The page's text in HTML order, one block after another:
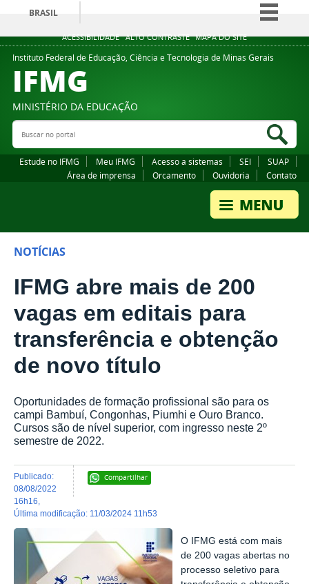
ACESSIBILIDADE ALTO CONTRASTE MAPA DO SITE
BRASIL
Simplifique!
Comunica BR
Legislação
Instituto Federal de Educação, Ciência e Tecnologia de Minas Gerais
IFMG
MINISTÉRIO DA EDUCAÇÃO
Buscar no portal
Estude no IFMG Meu IFMG Acesso a sistemas SEI
SUAP
Área de imprensa
Orcamento Ouvidoria Contato
NOTÍCIAS
IFMG abre mais de 200
vagas em editais para
transferência e obtenção
de novo título
Oportunidades de formação profissional são para os
campi Bambuí, Congonhas, Piumhi e Ouro Branco.
Cursos são de nível superior, com ingresso neste 2º
semestre de 2022.
Compartilhar
publicado:
08/08/2022
16h16
última modificação: 11/03/2024 11h53
O IFMG está com mais
de 200 vagas abertas no
processo seletivo para